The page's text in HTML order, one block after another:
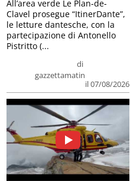
di
gazzettamatin
il 07/08/2026
All’area verde Le Plan-de-
Clavel prosegue “ItinerDante”,
le letture dantesche, con la
partecipazione di Antonello
Pistritto (...